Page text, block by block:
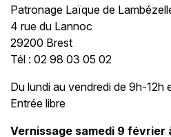
Patronage Laïque de
4 rue du Lannoc
29200 Brest
Tél : 02 98 03 05 02
Du lundi au vendredi de 9h-12h
Entrée libre
Vernissage samedi 9 février